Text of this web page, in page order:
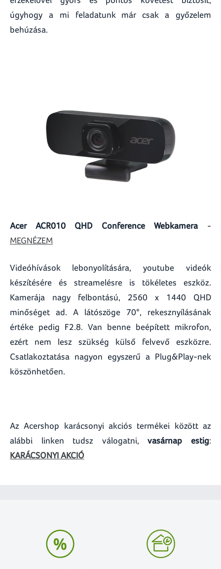
úgyhogy a mi feladatunk már csak a győzelem
behúzása.
Acer ACR010 QHD Conference Webkamera -
MEGNÉZEM
Videóhívások lebonyolítására, youtube videók
készítésére és streamelésre is tökéletes eszköz.
Kamerája nagy felbontású, 2560 x 1440 QHD
minőséget ad. A látószöge 70°, rekesznyílásának
értéke pedig F2.8. Van benne beépített mikrofon,
ezért nem lesz szükség külső felvevő eszközre.
Csatlakoztatása nagyon egyszerű a Plug&Play-nek
köszönhetően.
Az Acershop karácsonyi akciós termékei között az
alábbi linken tudsz válogatni,vasárnap estig:
KARÁCSONYI AKCIÓ